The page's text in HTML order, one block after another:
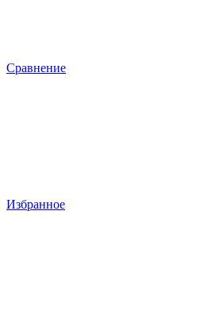
Сравнение
Избранное